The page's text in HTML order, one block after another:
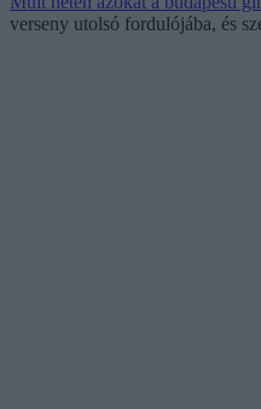
verseny utolsó fordulójába, és